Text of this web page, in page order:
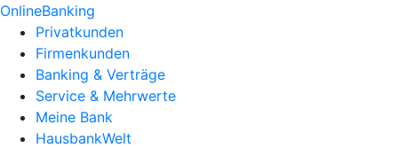
OnlineBanking
Privatkunden
Firmenkunden
Banking & Verträge
Service & Mehrwerte
Meine Bank
HausbankWelt